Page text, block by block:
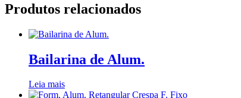
Produtos relacionados
Bailarina de Alum.
Leia mais